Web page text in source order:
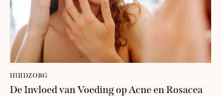
HUIDZORG
De Invloed van Voeding op Acne en Rosacea